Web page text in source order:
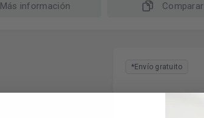
Más información Comparar
*Envío gratuito